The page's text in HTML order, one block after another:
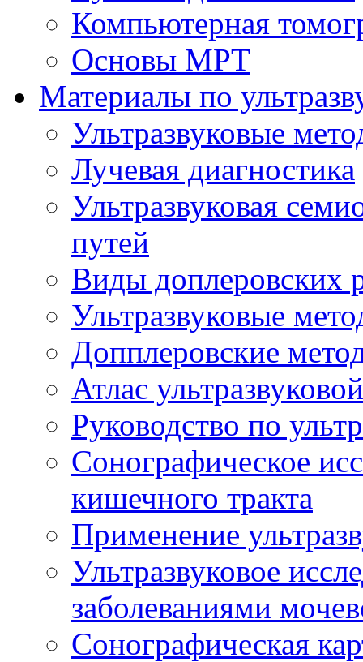
Компьютерная
Основы МРТ
Материалы по
Ультразвуковые
Лучевая диагностика
Ультразвуковая
путей
Виды доплеровских
Ультразвуковые
Допплеровские
Атлас
Руководство по
Сонографическое
кишечного тракта
Применение
Ультразвуковое
заболеваниями
Сонографическая